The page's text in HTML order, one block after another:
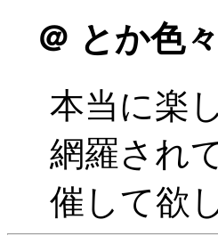
＠ とか色
本当に楽
網羅され
催して欲